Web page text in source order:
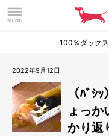
100％ダック
2022年9月12日
（ﾊﾞｼ
ょっか
かり返